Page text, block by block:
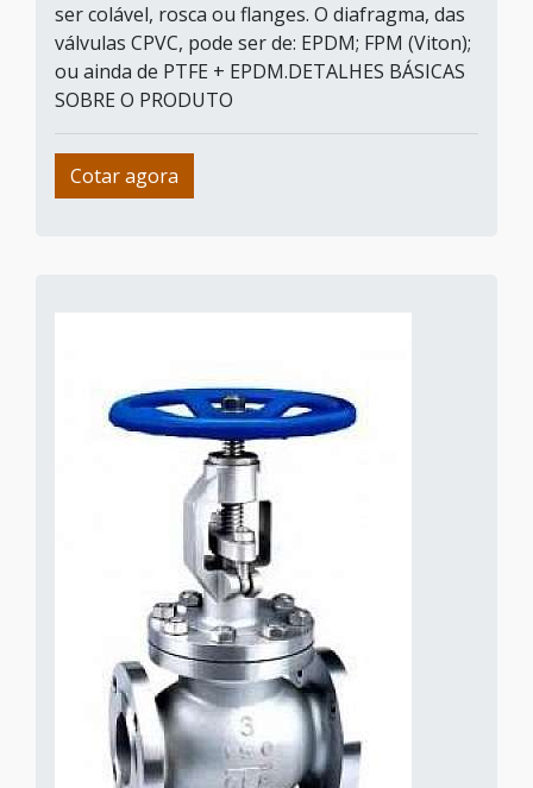
ser colável, rosca ou flanges. O diafragma, das
válvulas CPVC, pode ser de: EPDM; FPM (Viton);
ou ainda de PTFE + EPDM.DETALHES BÁSICAS
SOBRE O PRODUTO
Cotar agora